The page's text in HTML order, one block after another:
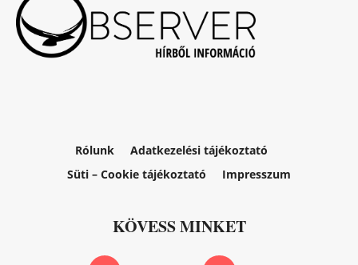
Rólunk
Adatkezelési tájékoztató
Süti – Cookie tájékoztató
Impresszum
KÖVESS MINKET